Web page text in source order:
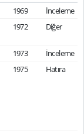
1969
İnceleme
1972 Diğer
1973
İnceleme
1975 Hatıra